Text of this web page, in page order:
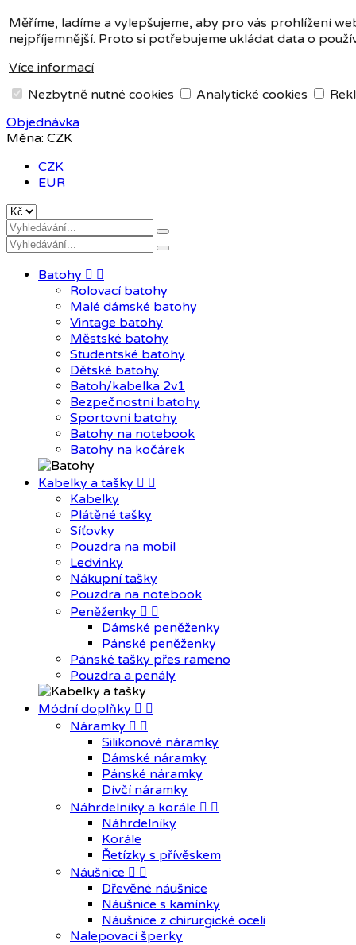
Měříme, ladíme a vylepšujeme, aby pro vás prohlížení
nejpříjemnější. Proto si potřebujeme ukládat data o
Více informací
Nezbytně nutné cookies
Analytické cookies
+420 604 408 411
Přihlásit se Registrace
0
Mezisoučet0 Kč
0 Kč
Objednávka
Měna: CZK
CZK
EUR
Batohy  
Rolovací batohy
Malé dámské batohy
Vintage batohy
Městské batohy
Studentské batohy
Dětské batohy
Batoh/kabelka 2v1
Bezpečnostní batohy
Sportovní batohy
Batohy na notebook
Batohy na kočárek
Kabelky a tašky  
Kabelky
Plátěné tašky
Síťovky
Pouzdra na mobil
Ledvinky
Nákupní tašky
Pouzdra na notebook
Peněženky  
Dámské peněženky
Pánské peněženky
Pánské tašky přes rameno
Pouzdra a penály
Módní doplňky  
Náramky  
Silikonové náramky
Dámské náramky
Pánské náramky
Dívčí náramky
Náhrdelníky a korále  
Náhrdelníky
Korále
Řetízky s přívěskem
Náušnice  
Dřevěné náušnice
Náušnice s kamínky
Náušnice z chirurgické oceli
Nalepovací šperky